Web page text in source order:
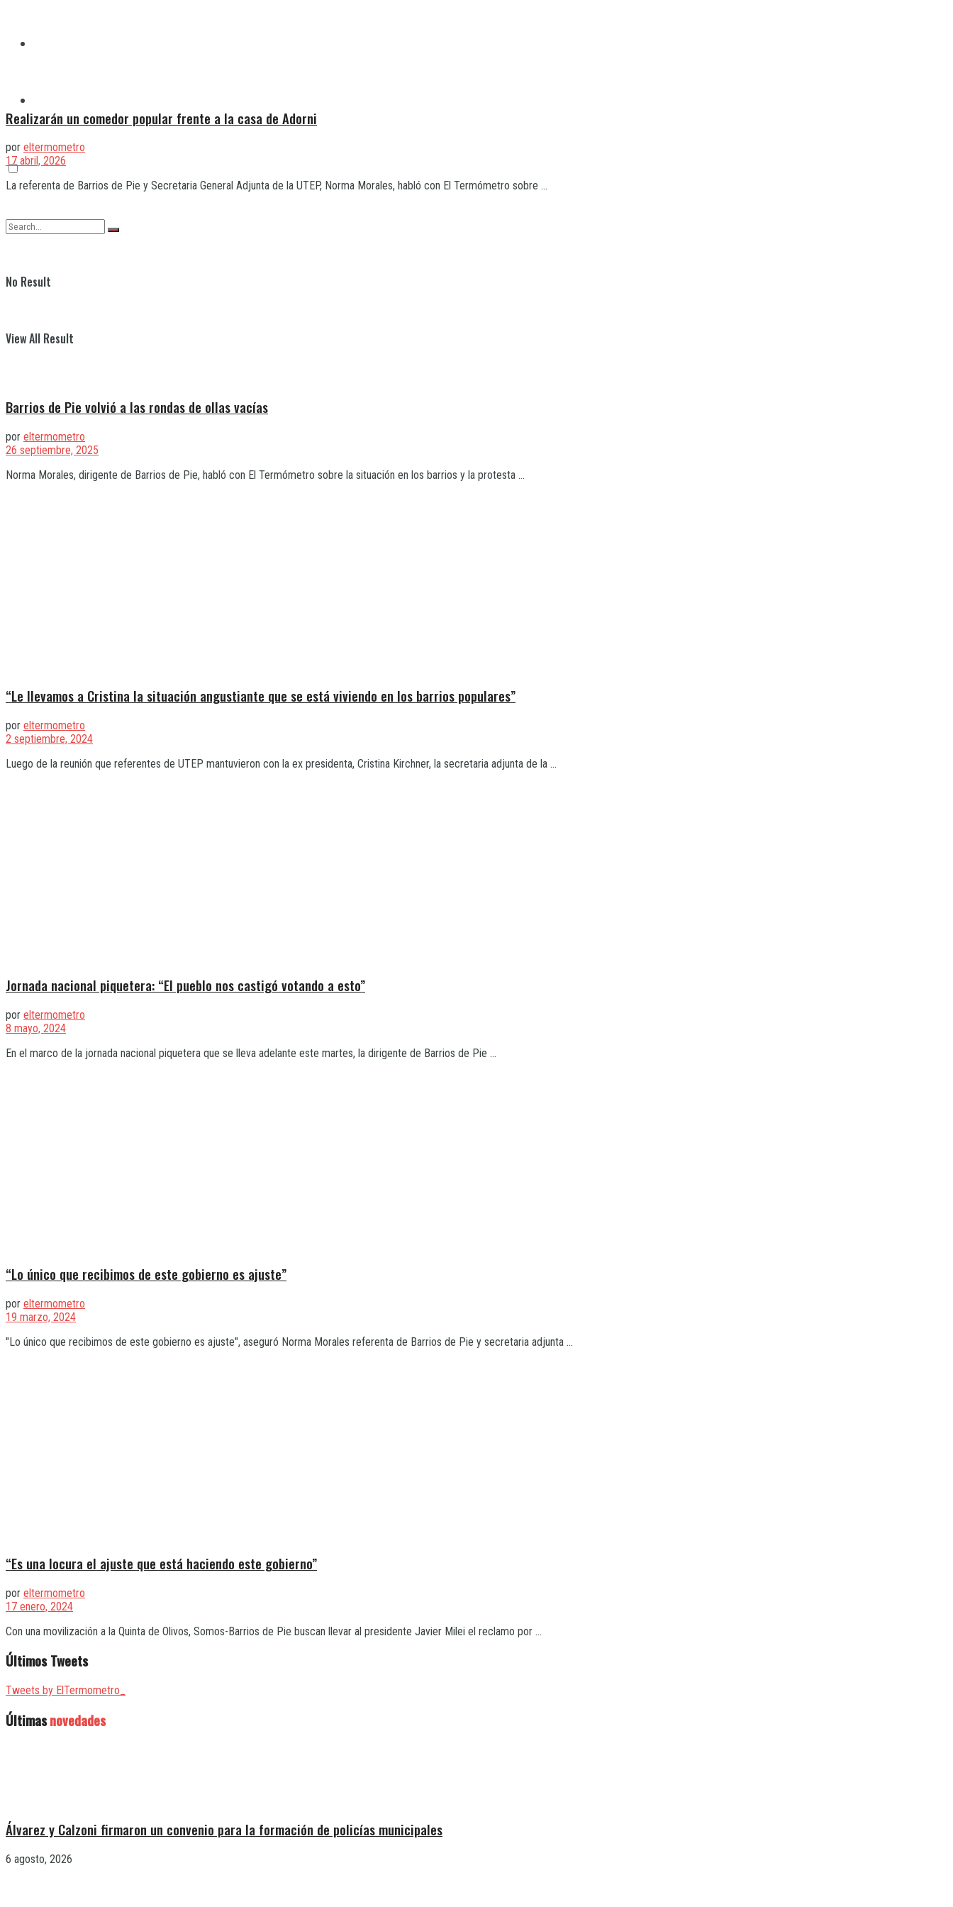
No Result
View All Result
Realizarán un comedor popular frente a la casa de Adorni
por eltermometro
17 abril, 2026
La referenta de Barrios de Pie y Secretaria General Adjunta de la UTEP, Norma Morales, habló con El Termómetro sobre ...
Barrios de Pie volvió a las rondas de ollas vacías
por eltermometro
26 septiembre, 2025
Norma Morales, dirigente de Barrios de Pie, habló con El Termómetro sobre la situación en los barrios y la protesta ...
“Le llevamos a Cristina la situación angustiante que se está viviendo en los barrios populares”
por eltermometro
2 septiembre, 2024
Luego de la reunión que referentes de UTEP mantuvieron con la ex presidenta, Cristina Kirchner, la secretaria adjunta de la ...
Jornada nacional piquetera: “El pueblo nos castigó votando a esto”
por eltermometro
8 mayo, 2024
En el marco de la jornada nacional piquetera que se lleva adelante este martes, la dirigente de Barrios de Pie ...
“Lo único que recibimos de este gobierno es ajuste”
por eltermometro
19 marzo, 2024
"Lo único que recibimos de este gobierno es ajuste", aseguró Norma Morales referenta de Barrios de Pie y secretaria adjunta ...
“Es una locura el ajuste que está haciendo este gobierno”
por eltermometro
17 enero, 2024
Con una movilización a la Quinta de Olivos, Somos-Barrios de Pie buscan llevar al presidente Javier Milei el reclamo por ...
Últimos Tweets
Tweets by ElTermometro_
Últimasnovedades
Álvarez y Calzoni firmaron un convenio para la formación de policías municipales
6 agosto, 2026